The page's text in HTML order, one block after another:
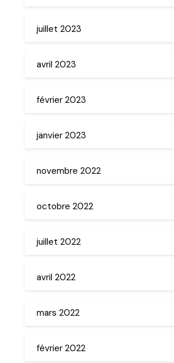
juillet 2023
avril 2023
février 2023
janvier 2023
novembre 2022
octobre 2022
juillet 2022
avril 2022
mars 2022
février 2022